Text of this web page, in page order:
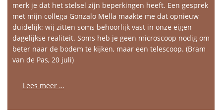
merk je dat het stelsel zijn beperkingen heeft. Een gesprek
met mijn collega Gonzalo Mella maakte me dat opnieuw
duidelijk: wij zitten soms behoorlijk vast in onze eigen
dagelijkse realiteit. Soms heb je geen microscoop nodig om
beter naar de bodem te kijken, maar een telescoop. (Bram
van de Pas, 20 juli)
Lees meer …